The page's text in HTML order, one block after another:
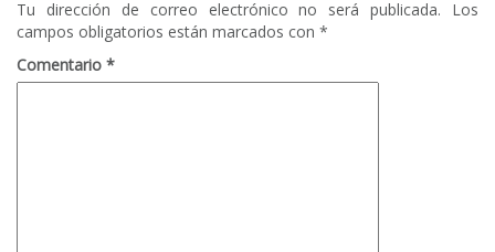
Tu dirección de correo electrónico no será publicada.
Los
campos obligatorios están marcados con *
Comentario *